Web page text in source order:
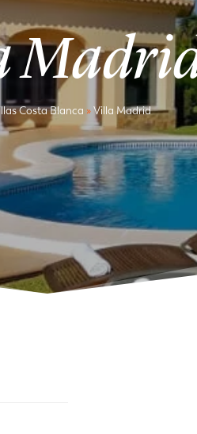
Costa Blanca »Villa Madrid